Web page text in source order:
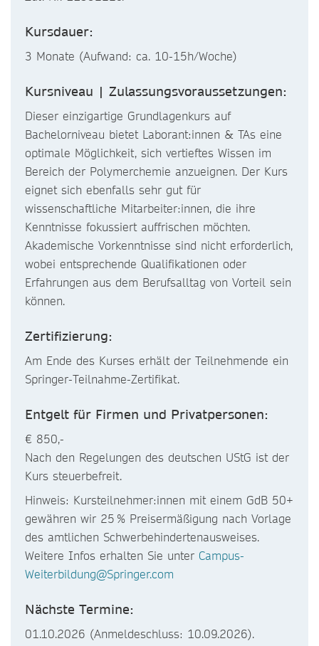
Kursdauer:
3 Monate (Aufwand: ca. 10-15h/Woche)
Kursniveau | Zulassungsvoraussetzungen:
Dieser einzigartige Grundlagenkurs auf
Bachelorniveau bietet Laborant:innen & TAs eine
optimale Möglichkeit, sich vertieftes Wissen im
Bereich der Polymerchemie anzueignen. Der Kurs
eignet sich ebenfalls sehr gut für
wissenschaftliche Mitarbeiter:innen, die ihre
Kenntnisse fokussiert auffrischen möchten.
Akademische Vorkenntnisse sind nicht erforderlich,
wobei entsprechende Qualifikationen oder
Erfahrungen aus dem Berufsalltag von Vorteil sein
können.
Zertifizierung:
Am Ende des Kurses erhält der Teilnehmende ein
Springer-Teilnahme-Zertifikat.
Entgelt für Firmen und Privatpersonen:
€ 850,-
Nach den Regelungen des deutschen UStG ist der
Kurs steuerbefreit.
Hinweis: Kursteilnehmer:innen mit einem GdB 50+
gewähren wir 25 % Preisermäßigung nach Vorlage
des amtlichen Schwerbehindertenausweises.
Weitere Infos erhalten Sie unter Campus-
Weiterbildung@Springer.com
Nächste Termine:
01.10.2026 (Anmeldeschluss: 10.09.2026).